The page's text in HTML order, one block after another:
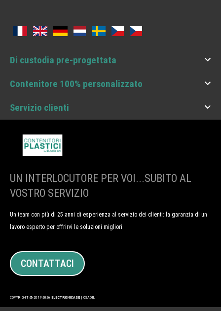
Di custodia pre-progettata 
Contenitore 100% personalizzato 
Servizio clienti 
UN INTERLOCUTORE PER VOI...SUBITO AL
VOSTRO SERVIZIO
Un team con più di 25 anni di esperienza al servizio dei clienti: la garanzia di un
lavoro esperto per offrirvi le soluzioni migliori
CONTATTACI
COPYRIGHT @ 2017-2026 ELECTRONICASE | OSADIL